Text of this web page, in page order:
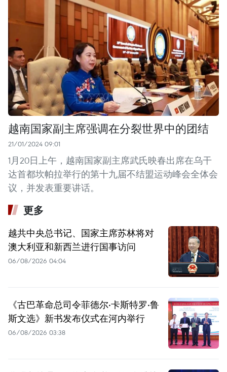
越南国家副主席强调在分裂世界中的团结
21/01/2024 09:01
1月20日上午，越南国家副主席武氏映春出席在乌干
达首都坎帕拉举行的第十九届不结盟运动峰会全体会
议，并发表重要讲话。
更多
越共中央总书记、国家主席苏林将对
澳大利亚和新西兰进行国事访问
06/08/2026 04:04
《古巴革命总司令菲德尔·卡斯特罗·鲁
斯文选》新书发布仪式在河内举行
06/08/2026 03:38